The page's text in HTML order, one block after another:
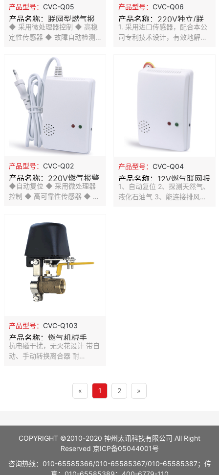
产品型号： CVC-Q05
产品名称： 联网型燃气报
警器
◆ 采用微处理器控制 ◆ 高稳
定性传感器 ◆ 故障自动检测
精美时尚ABS外壳 ◆ 探测天
然气、煤气、液化石油气
产品型号： CVC-Q06
产品名称： 220V独立/联
网型燃气报警器
1. 采用进口传感器，配合本公
司专利技术设计，有效地解决
式。可利用联网信号启动排风
壁挂式安装， 造型美观、 6.
警情排除自动复位 7.使用范围
广 依用户自身需要可联网使
用，也可单独使用
产品型号： CVC-Q02
产品名称： 220V燃气报警
器
◆自动复位 ◆ 采用微处理器
控制 ◆ 高可靠性传感器 ◆ 故
制造， 稳定性强 ◆ 有线 联网
工作电压:AC220V ◆ 可联动
机械手,电磁阀,排风扇 ◆ 无线
315和433频率可选
产品型号： CVC-Q04
产品名称： 12V燃气联网报
警器
1、自动复位 2、探测天然气、
液化石油气 3、能连接排风
产品型号： CVC-Q103
产品名称： 燃气机械手
抗电磁干扰，无火花设计 带自
动、手动转换离合器 耐
«
1 2 »
COPYRIGHT ©2010-2020 神州太讯科技有限公司 All Right
Reserved 京ICP备05044001号
咨询热线：010-65585366/010-65585367/010-65585387；传